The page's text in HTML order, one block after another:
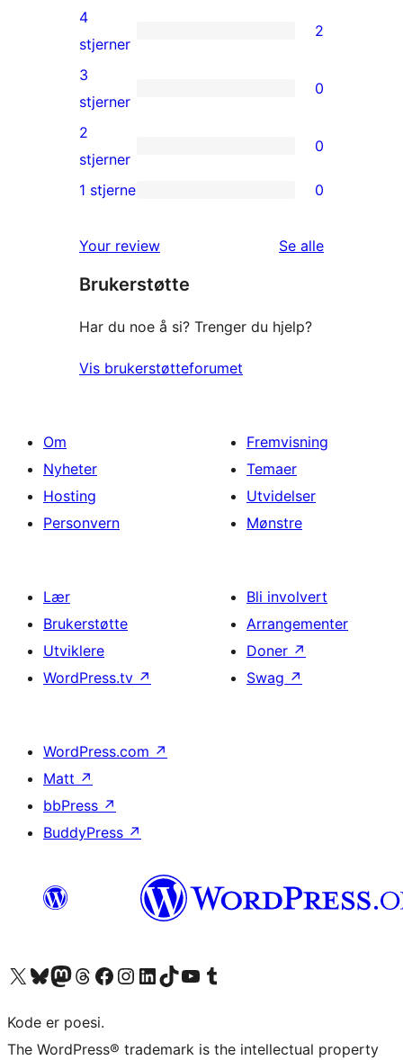
5-
star
reviews
2
4-
star
reviews
4
stjerner
2
0
3-
star
reviews
3
stjerner
0
0
2-
reviews
2
stjerner
0
star
reviews
1 stjerne 0
Your review Se alleomtalene
Brukerstøtte
Har du noe å si? Trenger du hjelp?
Vis brukerstøtteforumet
Om
Nyheter
Hosting
Personvern
Fremvisning
Temaer
Utvidelser
Mønstre
Lær
Brukerstøtte
Utviklere
WordPress.tv ↗
Bli involvert
Arrangementer
Doner ↗
Swag ↗
WordPress.com ↗
Matt ↗
bbPress ↗
BuddyPress ↗
Besøk vår konto på X Visit our Bluesky account
Besøk vår Mastodon-konto
Visit our Threads account
Besøk vår Facebook-sideBesøk vår Instagram-konto
Besøk vår LinkedIn-konto
Visit our TikTok account
Visit our YouTube channel
Visit our Tumblr account
Kode er poesi.
The WordPress® trademark is the intellectual property